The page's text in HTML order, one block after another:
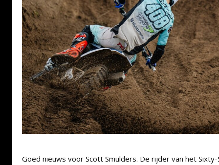
Goed nieuws voor Scott Smulders. De rijder van het